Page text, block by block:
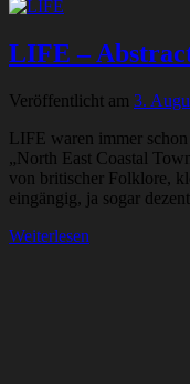
LIFE –
Veröffentlicht am 3.
LIFE waren immer
„North East Coastal
von britischer Folklore,
eingängig, ja sogar
Weiterlesen